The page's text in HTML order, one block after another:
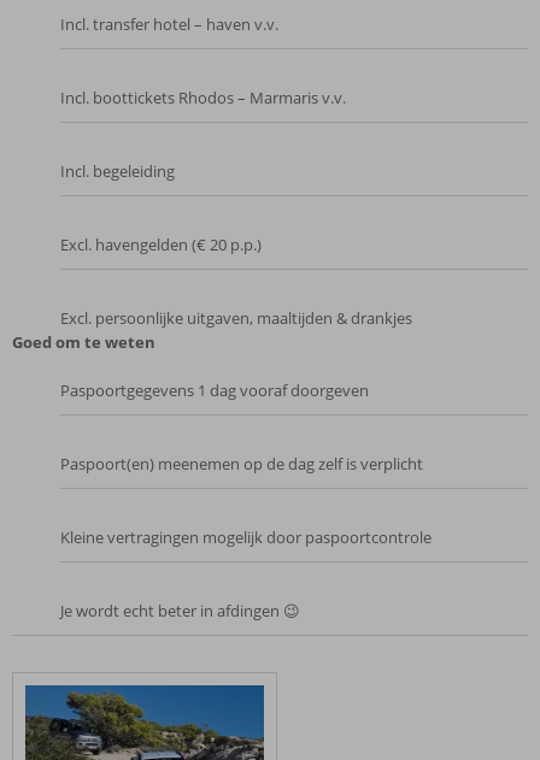
Incl. transfer hotel – haven v.v.
Incl. boottickets Rhodos – Marmaris v.v.
Incl. begeleiding
Excl. havengelden (€ 20 p.p.)
Excl. persoonlijke uitgaven, maaltijden & drankjes
Goed om te weten
Paspoortgegevens 1 dag vooraf doorgeven
Paspoort(en) meenemen op de dag zelf is verplicht
Kleine vertragingen mogelijk door paspoortcontrole
Je wordt echt beter in afdingen 😉